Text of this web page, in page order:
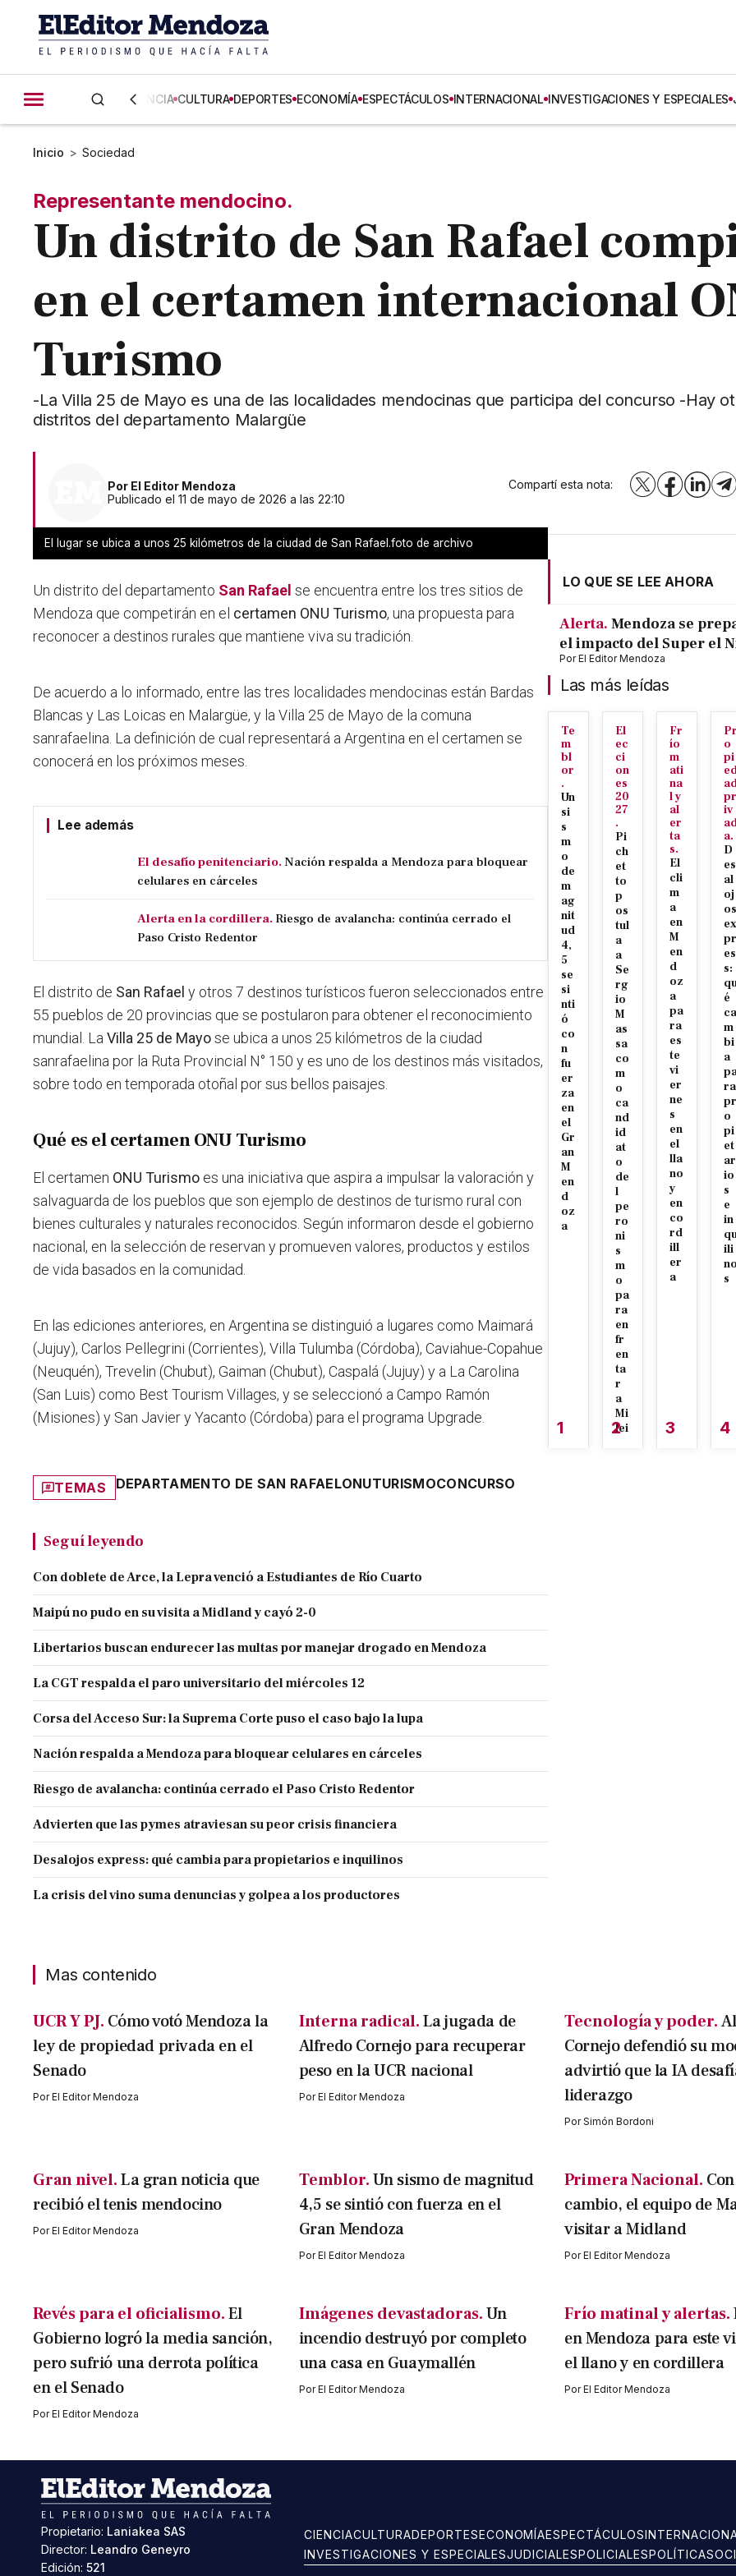
CIENCIA CULTURA DEPORTES ECONOMÍA ESPECTÁCULOS INTERNACIONAL INVESTIGACIONES Y ESPECIALES
Inicio > Sociedad
Representante mendocino.
Un distrito de San Rafael
en el certamen internacional
Turismo
-La Villa 25 de Mayo es una de las localidades mendocinas que participa del concurso -Hay
distritos del departamento Malargüe
Por El Editor Mendoza
Publicado el 11 de mayo de 2026 a las 22:10
Compartí esta nota: X Facebook
El lugar se ubica a unos 25 kilómetros de la ciudad de San Rafael.foto de archivo
Un distrito del departamento San Rafaelse encuentra entre los tres sitios de
Mendoza que competirán en el certamen ONU Turismo, una propuesta para
reconocer a destinos rurales que mantiene viva su tradición.
De acuerdo a lo informado, entre las tres localidades mendocinas están Bardas
Blancas y Las Loicas en Malargüe, y la Villa 25 de Mayo de la comuna
sanrafaelina. La definición de cual representará a Argentina en el certamen se
conocerá en los próximos meses.
Lee además
El desafío penitenciario. Nación respalda a Mendoza para bloquear
celulares en cárceles
Alerta en la cordillera. Riesgo de avalancha: continúa cerrado el
Paso Cristo Redentor
El distrito de San Rafaely otros 7 destinos turísticos fueron seleccionados entre
55 pueblos de 20 provincias que se postularon para obtener el reconocimiento
mundial. LaVilla 25 de Mayose ubica a unos 25 kilómetros de la ciudad
sanrafaelina por la Ruta Provincial N° 150 y es uno de los destinos más visitados,
sobre todo en temporada otoñal por sus bellos paisajes.
Qué es el certamen ONU Turismo
El certamen ONU Turismo es una iniciativa que aspira a impulsar la valoración y
salvaguarda de los pueblos que son ejemplo de destinos de turismo rural con
bienes culturales y naturales reconocidos. Según informaron desde el gobierno
nacional, en la selección de reservan y promueven valores, productos y estilos
de vida basados en la comunidad.
En las ediciones anteriores, en Argentina se distinguió a lugares como Maimará
(Jujuy), Carlos Pellegrini (Corrientes), Villa Tulumba (Córdoba), Caviahue-Copahue
(Neuquén), Trevelin (Chubut), Gaiman (Chubut), Caspalá (Jujuy) y a La Carolina
(San Luis) como Best Tourism Villages, y se seleccionó a Campo Ramón
(Misiones) y San Javier y Yacanto (Córdoba) para el programa Upgrade.
TEMAS DEPARTAMENTO DE SAN RAFAELONUTURISMOCONCURSO
Seguí leyendo
Con doblete de Arce, la Lepra venció a Estudiantes de Río Cuarto
Maipú no pudo en su visita a Midland y cayó 2-0
Libertarios buscan endurecer las multas por manejar drogado en Mendoza
La CGT respalda el paro universitario del miércoles 12
Corsa del Acceso Sur: la Suprema Corte puso el caso bajo la lupa
Nación respalda a Mendoza para bloquear celulares en cárceles
Riesgo de avalancha: continúa cerrado el Paso Cristo Redentor
Advierten que las pymes atraviesan su peor crisis financiera
Desalojos express: qué cambia para propietarios e inquilinos
La crisis del vino suma denuncias y golpea a los productores
LO QUE SE LEE AHORA
Alerta. Mendoza se
el impacto del Super el
PorEl Editor Mendoza
Las más leídas
Te
m
bl
or
.
Un
si
s
m
o
de
m
ag
nit
ud
4,
5
se
si
nti
ó
co
n
fu
er
za
en
el
Gr
an
M
en
d
oz
a
1
El
ec
ci
on
es
20
27
.
Pi
ch
et
to
p
os
tul
a
a
Se
rg
io
M
as
sa
co
m
o
ca
nd
id
at
o
de
l
pe
ro
ni
s
m
o
pa
ra
en
fr
en
ta
r
a
Mi
lei
2
Fr
ío
m
ati
na
l y
al
er
ta
s.
El
cli
m
a
en
M
en
d
oz
a
pa
ra
es
te
vi
er
ne
s
en
el
lla
no
y
en
co
rd
ill
er
a
3
Pr
o
pi
pr
iv
a.
D
es
al
oj
os
ex
pr
es
s:
é
ca
m
bi
a
ra
pr
o
pi
et
ar
io
s
e
in
ili
no
s
4
Mas contenido
UCR Y PJ. Cómo votó Mendoza la
ley de propiedad privada en el
Senado
PorEl Editor Mendoza
Interna radical.La jugada de
Alfredo Cornejo para recuperar
peso en la UCR nacional
PorEl Editor Mendoza
Tecnología y poder.
Cornejo defendió su
advirtió que la IA
liderazgo
PorSimón Bordoni
Gran nivel. La gran noticia que
recibió el tenis mendocino
PorEl Editor Mendoza
Temblor.Un sismo de magnitud
4,5 se sintió con fuerza en el
Gran Mendoza
PorEl Editor Mendoza
Primera Nacional.
cambio, el equipo de
visitar a Midland
PorEl Editor Mendoza
Revés para el oficialismo. El
Gobierno logró la media sanción,
pero sufrió una derrota política
en el Senado
PorEl Editor Mendoza
Imágenes devastadoras.Un
incendio destruyó por completo
una casa en Guaymallén
PorEl Editor Mendoza
Frío matinal y alertas.
en Mendoza para este
el llano y en cordillera
PorEl Editor Mendoza
Propietario: Laniakea SAS
Director: Leandro Geneyro
Edición: 521
CIENCIACULTURADEPORTESECONOMÍAESPECTÁCULOS
INVESTIGACIONES Y ESPECIALESJUDICIALESPOLICIALESPOLÍTICA